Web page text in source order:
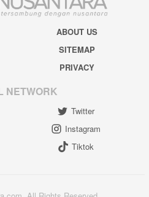
ABOUT US
SITEMAP
PRIVACY
NETWORK
Twitter
Instagram
Tiktok